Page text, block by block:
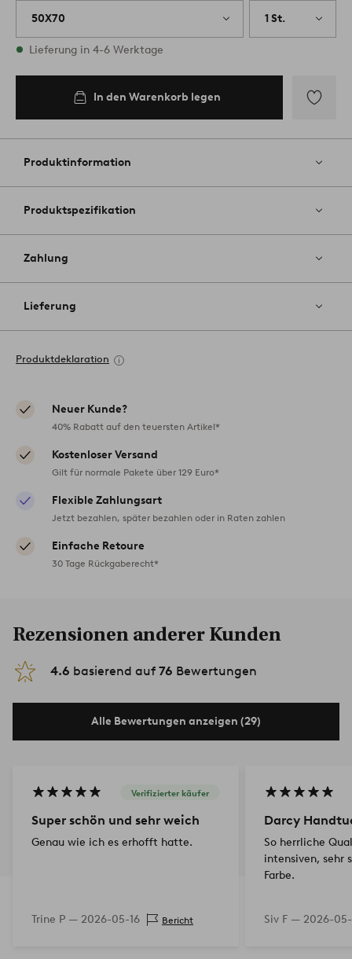
50X70 1 St.
Vorrätig
Lieferung in 4-6 Werktage
In den Warenkorb legen
Favoriten
Produktinformation
Produktspezifikation
Zahlung
Lieferung
Produktdeklaration
Neuer Kunde?
40% Rabatt auf den teuersten Artikel*
Kostenloser Versand
Gilt für normale Pakete über 129 Euro*
Flexible Zahlungsart
Jetzt bezahlen, später bezahlen oder in Raten zahlen
Einfache Retoure
30 Tage Rückgaberecht*
Rezensionen anderer Kunden
4.6 basierend auf 76 Bewertungen
Alle Bewertungen anzeigen (29)
Verifizierter käufer
Super schön und sehr weich
Genau wie ich es erhofft hatte.
Trine P — 2026-05-16 Bericht
Darcy
So herrliche
intensiven, sehr
Farbe.
Siv F — 2026-